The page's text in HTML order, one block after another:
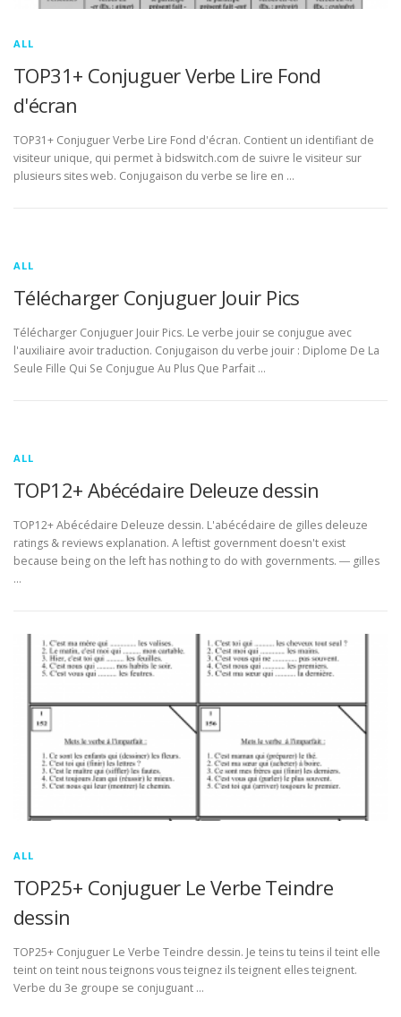
ALL
TOP31+ Conjuguer Verbe Lire Fond
d'écran
TOP31+ Conjuguer Verbe Lire Fond d'écran. Contient un identifiant de
visiteur unique, qui permet à bidswitch.com de suivre le visiteur sur
plusieurs sites web. Conjugaison du verbe se lire en …
ALL
Télécharger Conjuguer Jouir Pics
Télécharger Conjuguer Jouir Pics. Le verbe jouir se conjugue avec
l'auxiliaire avoir traduction. Conjugaison du verbe jouir : Diplome De La
Seule Fille Qui Se Conjugue Au Plus Que Parfait …
ALL
TOP12+ Abécédaire Deleuze dessin
TOP12+ Abécédaire Deleuze dessin. L'abécédaire de gilles deleuze
ratings & reviews explanation. A leftist government doesn't exist
because being on the left has nothing to do with governments. ― gilles
…
ALL
TOP25+ Conjuguer Le Verbe Teindre
dessin
TOP25+ Conjuguer Le Verbe Teindre dessin. Je teins tu teins il teint elle
teint on teint nous teignons vous teignez ils teignent elles teignent.
Verbe du 3e groupe se conjuguant …